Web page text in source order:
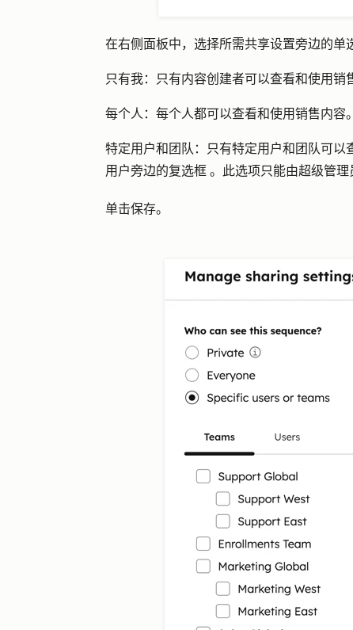
在右侧面板中，选择所需共享设置旁边的单
只有我： 只有内容创建者可以查看和使用销
每个人： 每个人都可以查看和使用销售内容。
特定用户和团队：
只有特定用户和团队可以
用户旁边的复选框 。此选项只能由超级管理
单击保存。